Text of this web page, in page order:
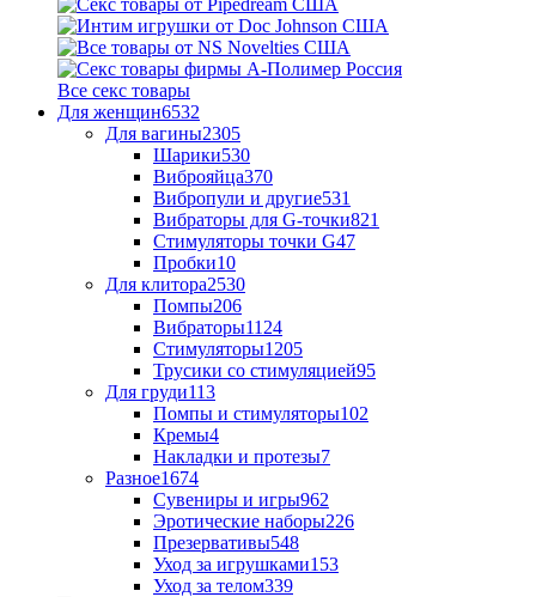
Все секс товары
Для женщин6532
Для вагины2305
Шарики530
Виброяйца370
Вибропули и другие531
Вибраторы для G-точки821
Стимуляторы точки G47
Пробки10
Для клитора2530
Помпы206
Вибраторы1124
Стимуляторы1205
Трусики со стимуляцией95
Для груди113
Помпы и стимуляторы102
Кремы4
Накладки и протезы7
Разное1674
Сувениры и игры962
Эротические наборы226
Презервативы548
Уход за игрушками153
Уход за телом339